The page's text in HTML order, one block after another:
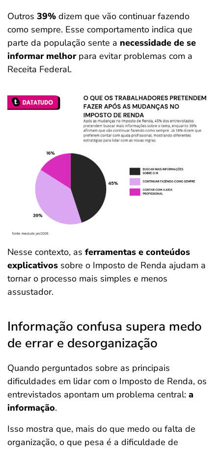
Outros 39% dizem que vão continuar fazendo
como sempre. Esse comportamento indica que
parte da população sente a necessidade de se
informar melhorpara evitar problemas com a
Receita Federal.
Nesse contexto, as ferramentas e conteúdos
explicativos sobre o Imposto de Renda ajudam a
tornar o processo mais simples e menos
assustador.
Informação confusa supera medo
de errar e desorganização
Quando perguntados sobre as principais
dificuldades em lidar com o Imposto de Renda, os
entrevistados apontam um problema central: a
informação.
Isso mostra que, mais do que medo ou falta de
organização, o que pesa é a dificuldade de